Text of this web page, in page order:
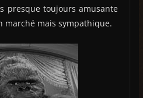
presque toujours amusante
marché mais sympathique.